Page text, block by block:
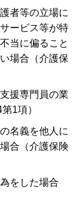
者等の立場に
ービス等が特
当に偏ること
場合（介護保
援専門員の業
1項）
名義を他人に
合（介護保険
をした場合